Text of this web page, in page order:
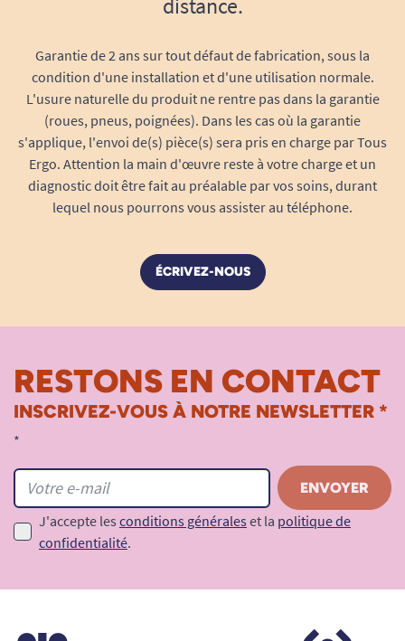
distance.
Garantie de 2 ans sur tout défaut de fabrication, sous la
condition d'une installation et d'une utilisation normale.
L'usure naturelle du produit ne rentre pas dans la garantie
(roues, pneus, poignées). Dans les cas où la garantie
s'applique, l'envoi de(s) pièce(s) sera pris en charge par Tous
Ergo. Attention la main d'œuvre reste à votre charge et un
diagnostic doit être fait au préalable par vos soins, durant
lequel nous pourrons vous assister au téléphone.
ÉCRIVEZ-NOUS
RESTONS EN CONTACT
INSCRIVEZ-VOUS À NOTRE NEWSLETTER *
*
J'accepte les conditions générales et la politique de
confidentialité.